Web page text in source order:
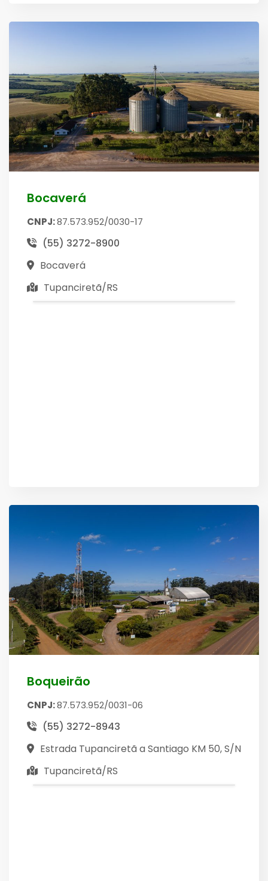
Bocaverá
CNPJ:87.573.952/0030-17
(55) 3272-8900
Bocaverá
Tupanciretã/RS
Boqueirão
CNPJ:87.573.952/0031-06
(55) 3272-8943
Estrada Tupanciretã a Santiago KM 50, S/N
Tupanciretã/RS